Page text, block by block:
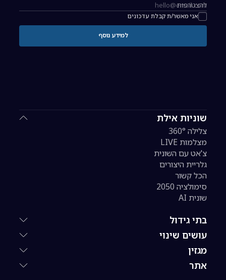
שוניות אילת
צלילה 360°
מצלמות LIVE
צ'אט עם השונית
גלריית היצורים
הכל קשור
סימולציה 2050
שונית AI
בתי גידול
עושים שינוי
מגזין
אתר
כתובת אימייל להרשמה לניוזלטר
אני מאשר/ת קבלת עדכונים
להצטרפות
למידע נוסף